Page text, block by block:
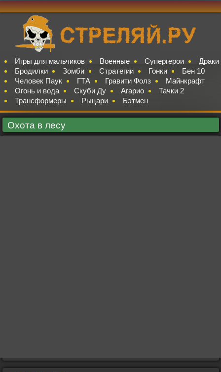
Игры для мальчиков Военные Супергерои
Драки
Бродилки
Зомби Стратегии Гонки
Бен 10
Человек Паук
ГТА Гравити Фолз
Майнкрафт
Огонь и вода
Скуби Ду Агарио
Тачки 2
Трансформеры
Рыцари Бэтмен
Охота в лесу